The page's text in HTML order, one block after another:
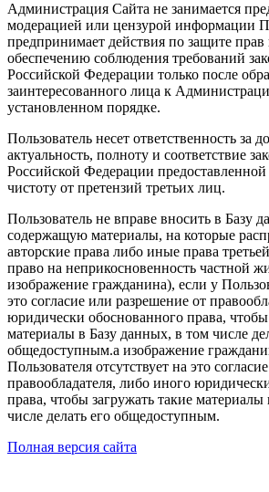
Администрация Сайта не занимается
модерацией или цензурой информации
предпринимает действия по защите
обеспечению соблюдения требований
Российской Федерации только после
заинтересованного лица к
установленном порядке.
Пользователь несет ответственность за
актуальность, полноту и соответствие
Российской Федерации
чистоту от претензий третьих лиц.
Пользователь не вправе вносить в Базу
содержащую материалы, на которые
авторские права либо иные права
право на неприкосновенность частной
изображение гражданина), если у
это согласие или разрешение от
юридически обоснованного права, чтобы
материалы в Базу данных, в том числе
общедоступным.а изображение
Пользователя отсутствует на это
правообладателя, либо иного
права, чтобы загружать такие
числе делать его общедоступным.
Полная версия сайта